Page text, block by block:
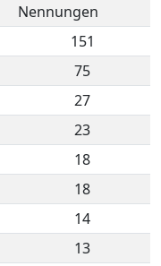
Nennungen
151
75
27
23
18
18
14
13